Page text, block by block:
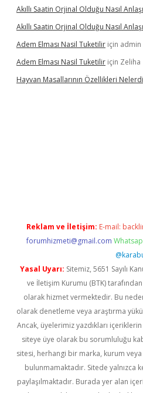
Akıllı Saatin Orjinal Olduğu Nasıl
Akıllı Saatin Orjinal Olduğu Nasıl
Adem Elması Nasil Tuketilir için admin
Adem Elması Nasil Tuketilir için Zeliha
Hayvan Masallarının Özellikleri
Reklam ve İletişim: E-mail:
forumhizmeti@gmail.com
Yasal Uyarı: Sitemiz, 5651 Sayılı
ve İletişim Kurumu (BTK)
olarak hizmet vermektedir. Bu
olarak denetleme veya araştırma
Ancak, üyelerimiz yazdıkları
siteye üye olarak bu sorumluluğu
sitesi, herhangi bir marka, kurum veya
bulunmamaktadır. Sitede yalnızca
paylaşılmaktadır. Burada yer alan